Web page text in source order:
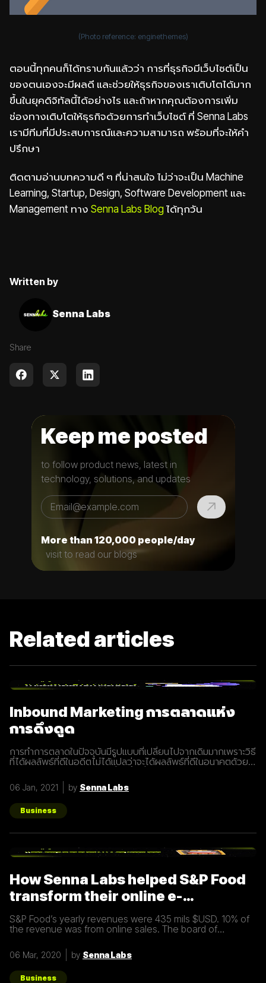
(Photo reference: enginethemes)
ตอนนี้ทุกคนก็ได้ทราบกันแล้วว่า การที่ธุรกิจมีเว็บไซต์เป็น
ของตนเองจะมีผลดี และช่วยให้ธุรกิจของเราเติบโตได้มาก
ขึ้นในยุคดิจิทัลนี้ได้อย่างไร และถ้าหากคุณต้องการเพิ่ม
ช่องทางเติบโตให้ธุรกิจด้วยการทำเว็บไซต์ ที่ Senna Labs
เรามีทีมที่มีประสบการณ์และความสามารถ พร้อมที่จะให้คำ
ปรึกษา
ติดตามอ่านบทความดี ๆ ที่น่าสนใจ ไม่ว่าจะเป็น Machine
Learning, Startup, Design, Software Development และ
Management ทาง Senna Labs Blogได้ทุกวัน
Written by
Senna Labs
Share
Keep me posted
to follow product news, latest in
technology, solutions, and updates
More than 120,000 people/day
visit to read our blogs
Related articles
Inbound Marketing การตลาดแห่ง
การดึงดูด
การทำการตลาดในปัจจุบันมีรูปแบบที่เปลี่ยนไปจากเดิมมากเพราะวิธี
ที่ได้ผลลัพธ์ที่ดีในอดีตไม่ได้แปลว่าจะได้ผลลัพธ์ที่ดีในอนาคตด้วย
การปรับรูปแบบการทำการตลาดในการสร้างแรงดึงดูดผู้คนและ
คอยส่งมอบคุณค่าเพื่อให้เข้าถึงและสื่อสารกับกลุ่มเป้าหมายได้
อย่างมีประสิทธิภาพ Inbound Marketing คืออะไร Inbound
Marketing คือ การทำการตลาดผ่าน Content ต่างๆ เพื่อดึงดูด
กลุ่มเป้าหมายเข้ามา และตอบสนองความต้องการของลูกค้า โดย
อาจจะทำผ่านเว็บไซต์ หรือผ่านสื่อ Social Media ต่าง ๆ ซึ่งใน
และเทคโนโลยีที่พัฒนาขึ้นมาในปัจจุบันทำให้การทำการตลาดแบบ
Inbound Marketing ยังช่วยสร้างความสัมพันธ์และความน่าเชื่อ
ถือให้กับธุรกิจได้เป็นอย่างดีอีกด้วย หลักการของ Inbound
Marketing Attract สร้าง
06 Jan, 2021 by Senna Labs
Business
How Senna Labs helped S&P Food
transform their online e-
commerce business
S&P Food’s yearly revenues were 435 mils $USD. 10% of
the revenue was from online sales. The board of
The digital
06 Mar, 2020 by Senna Labs
Business